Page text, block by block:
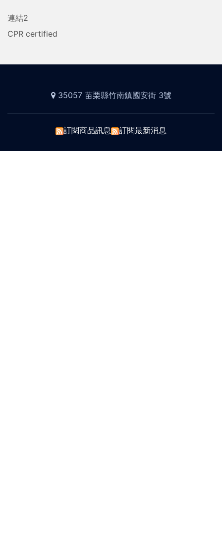
連結2
CPR certified
35057 苗栗縣竹南鎮國安街 3號
訂閱商品訊息 訂閱最新消息